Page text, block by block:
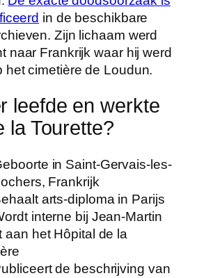
in de beschikbare
Zijn lichaam werd
naar Frankrijk waar hij werd
het cimetière de Loudun.
leefde en werkte
la Tourette?
in Saint-Gervais-les-
Frankrijk
arts-diploma in Parijs
interne bij Jean-Martin
aan het Hôpital de la
de beschrijving van